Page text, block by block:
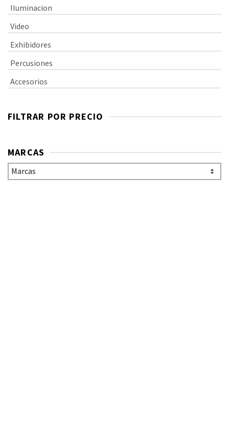
Iluminacion
Video
Exhibidores
Percusiones
Accesorios
FILTRAR POR PRECIO
MARCAS